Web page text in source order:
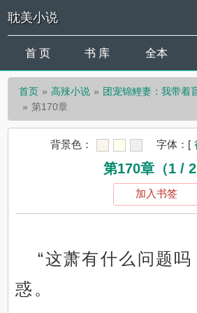
耽美小说
首 页 书 库 全本
首页 高辣小说
团宠锦鲤妻：我带着
第170章
背景色： 字体： [
第170章（1 / 2
加入书签
“这萧有什么问题吗
惑。